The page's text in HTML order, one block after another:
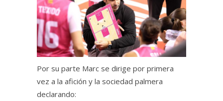
Por su parte Marc se dirige por primera
vez a la afición y la sociedad palmera
declarando: